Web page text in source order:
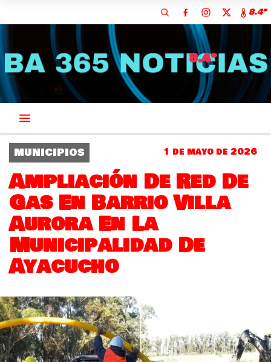
8.4º
8.4º
MUNICIPIOS 1 de mayo de 2026
Ampliación De Red De
Gas En Barrio Villa
Aurora En La
Municipalidad De
Ayacucho